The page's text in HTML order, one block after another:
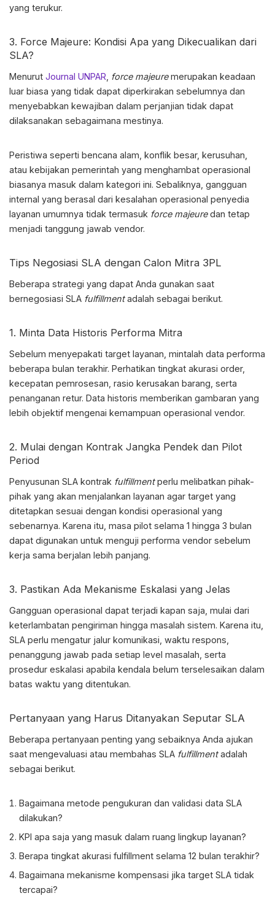
yang terukur.
3. Force Majeure: Kondisi Apa yang Dikecualikan dari
SLA?
Menurut Journal UNPAR force majeuremerupakan keadaan
luar biasa yang tidak dapat diperkirakan sebelumnya dan
menyebabkan kewajiban dalam perjanjian tidak dapat
dilaksanakan sebagaimana mestinya.
Peristiwa seperti bencana alam, konflik besar, kerusuhan,
atau kebijakan pemerintah yang menghambat operasional
biasanya masuk dalam kategori ini. Sebaliknya, gangguan
internal yang berasal dari kesalahan operasional penyedia
layanan umumnya tidak termasuk force majeuredan tetap
menjadi tanggung jawab vendor.
Tips Negosiasi SLA dengan Calon Mitra 3PL
Beberapa strategi yang dapat Anda gunakan saat
bernegosiasi SLA fulfillmentadalah sebagai berikut.
1. Minta Data Historis Performa Mitra
Sebelum menyepakati target layanan, mintalah data performa
beberapa bulan terakhir. Perhatikan tingkat akurasi order,
kecepatan pemrosesan, rasio kerusakan barang, serta
penanganan retur. Data historis memberikan gambaran yang
lebih objektif mengenai kemampuan operasional vendor.
2. Mulai dengan Kontrak Jangka Pendek dan Pilot
Period
Penyusunan SLA kontrak fulfillmentperlu melibatkan pihak-
pihak yang akan menjalankan layanan agar target yang
ditetapkan sesuai dengan kondisi operasional yang
sebenarnya. Karena itu, masa pilot selama 1 hingga 3 bulan
dapat digunakan untuk menguji performa vendor sebelum
kerja sama berjalan lebih panjang.
3. Pastikan Ada Mekanisme Eskalasi yang Jelas
Gangguan operasional dapat terjadi kapan saja, mulai dari
keterlambatan pengiriman hingga masalah sistem. Karena itu,
SLA perlu mengatur jalur komunikasi, waktu respons,
penanggung jawab pada setiap level masalah, serta
prosedur eskalasi apabila kendala belum terselesaikan dalam
batas waktu yang ditentukan.
Pertanyaan yang Harus Ditanyakan Seputar SLA
Beberapa pertanyaan penting yang sebaiknya Anda ajukan
saat mengevaluasi atau membahas SLA fulfillmentadalah
sebagai berikut.
Bagaimana metode pengukuran dan validasi data SLA
dilakukan?
KPI apa saja yang masuk dalam ruang lingkup layanan?
Berapa tingkat akurasi fulfillment selama 12 bulan terakhir?
Bagaimana mekanisme kompensasi jika target SLA tidak
tercapai?